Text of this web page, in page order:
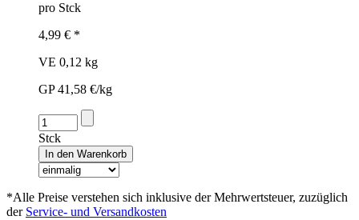
pro Stck
4,99 € *
VE 0,12 kg
GP 41,58 €/kg
Stck
*Alle Preise verstehen sich inklusive der Mehrwertsteuer, zuzüglich
der Service- und Versandkosten